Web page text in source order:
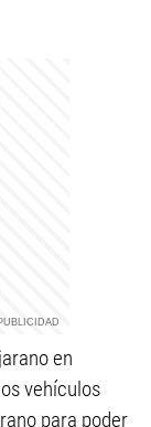
en
vehículos
para poder